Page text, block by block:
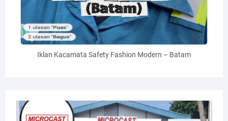
Iklan Kacamata Safety Fashion Modern – Batam